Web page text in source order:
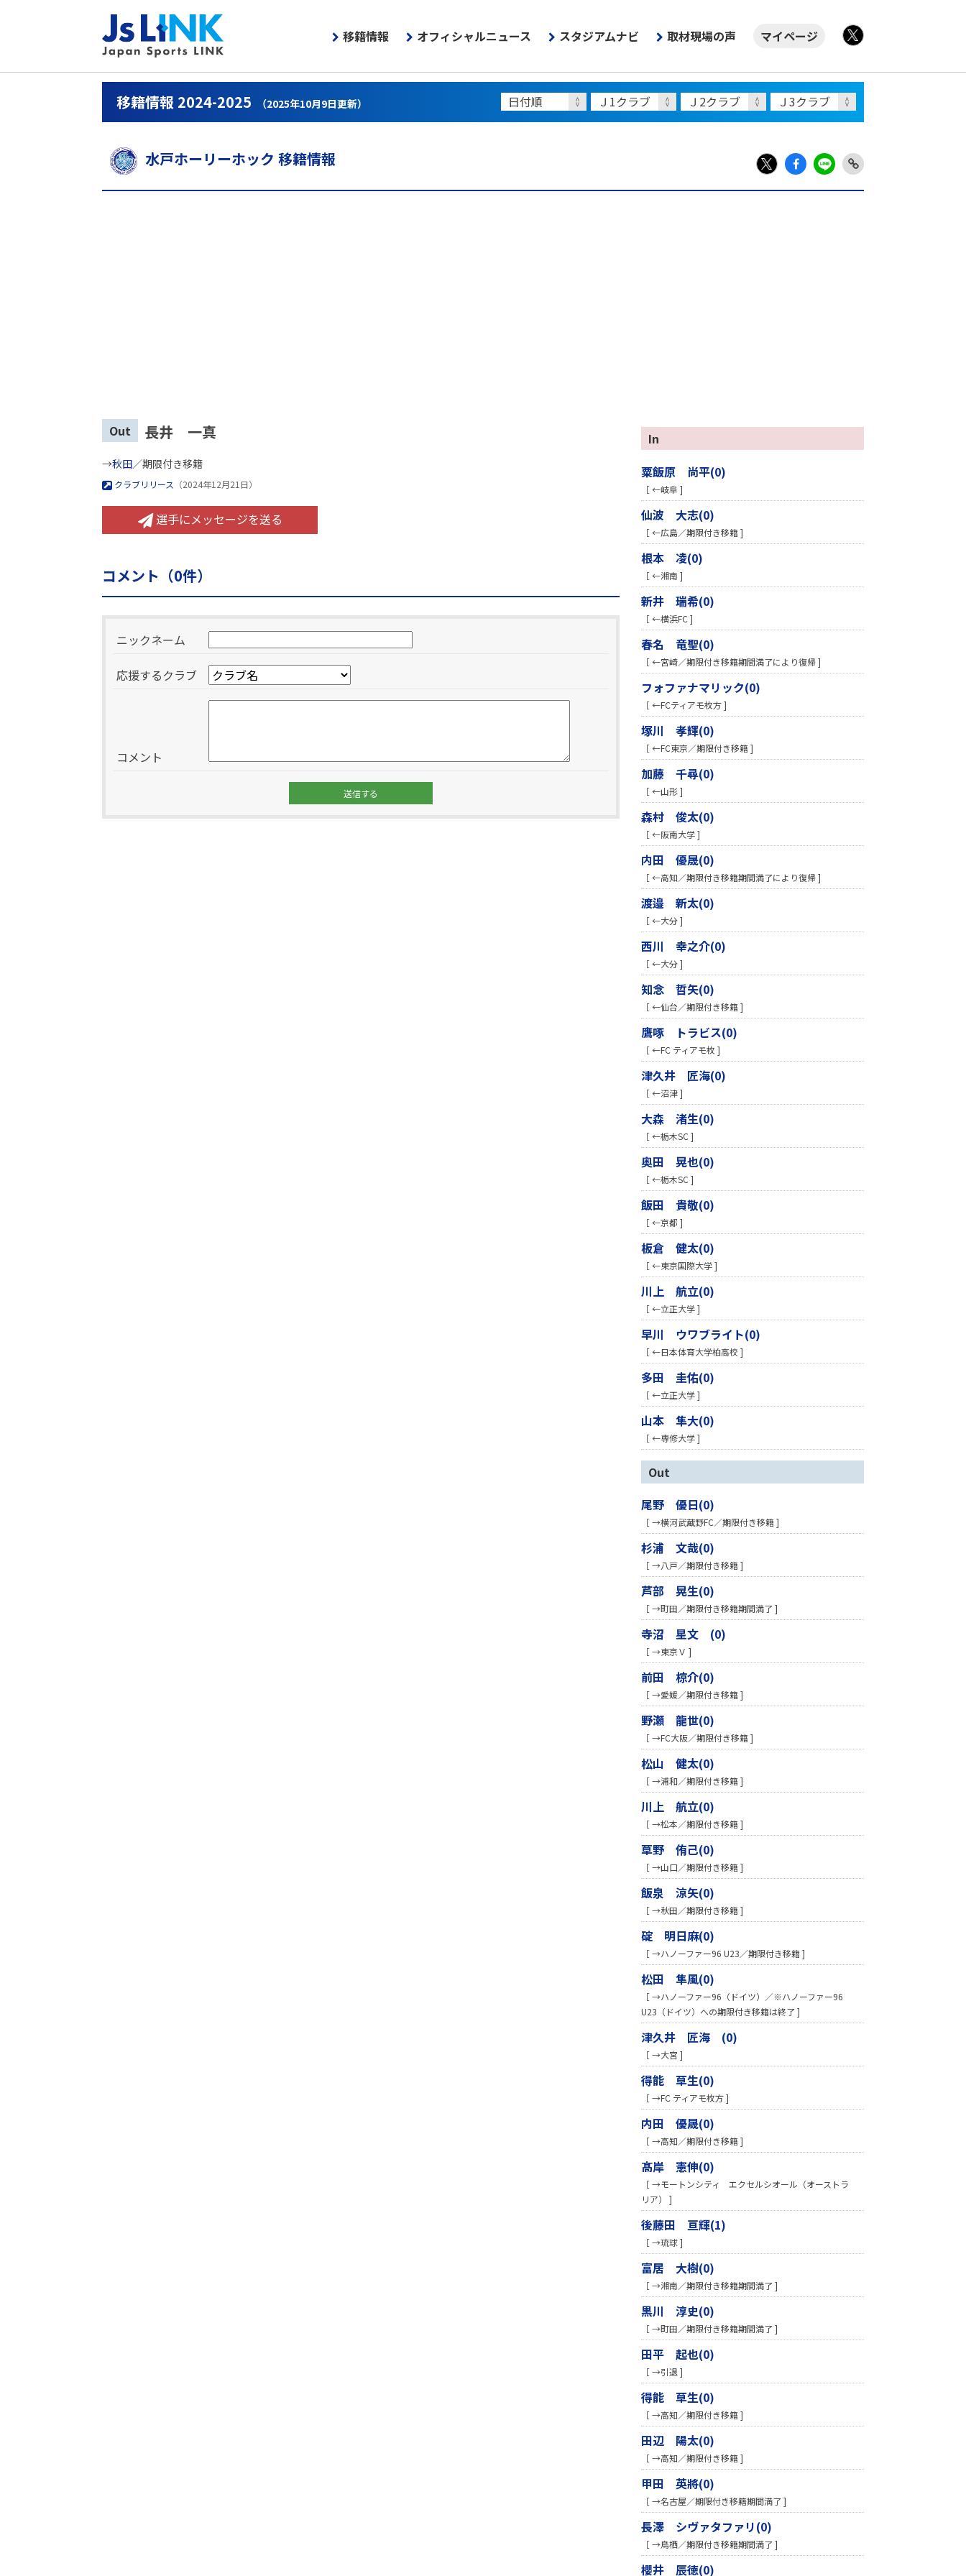
移籍情報 オフィシャルニュース スタジアムナビ 取材現場の声
マイページ
移籍情報 2024-2025 （2025年10月9日更新）
水戸ホーリーホック 移籍情報
X
Fac LIN Link
Out 長井 一真
→秋田／期限付き移籍
クラブリリース （2024年12月21日）
選手にメッセージを送る
コメント（0件）
ニックネーム
応援するクラブ
コメント
In
粟飯原 尚平(0)
［ ←岐阜 ]
仙波 大志(0)
［ ←広島／期限付き移籍 ]
根本 凌(0)
［ ←湘南 ]
新井 瑞希(0)
［ ←横浜FC ]
春名 竜聖(0)
［ ←宮崎／期限付き移籍期間満了により復帰 ]
フォファナマリック(0)
［ ←FCティアモ枚方 ]
塚川 孝輝(0)
［ ←FC東京／期限付き移籍 ]
加藤 千尋(0)
［ ←山形 ]
森村 俊太(0)
［ ←阪南大学 ]
内田 優晟(0)
［ ←高知／期限付き移籍期間満了により復帰 ]
渡邉 新太(0)
［ ←大分 ]
西川 幸之介(0)
［ ←大分 ]
知念 哲矢(0)
［ ←仙台／期限付き移籍 ]
鷹啄 トラビス(0)
［ ←FC ティアモ枚 ]
津久井 匠海(0)
［ ←沼津 ]
​大森 渚生(0)
［ ←栃木SC ]
奥田 晃也(0)
［ ←栃木SC ]
飯田 貴敬(0)
［ ←京都 ]
板倉 健太(0)
［ ←東京国際大学 ]
川上 航立(0)
［ ←立正大学 ]
早川 ウワブライト(0)
［ ←日本体育大学柏高校 ]
多田 圭佑(0)
［ ←立正大学 ]
山本 隼大(0)
［ ←専修大学 ]
Out
尾野 優日(0)
［ →横河武蔵野FC／期限付き移籍 ]
杉浦 文哉(0)
［ →八戸／期限付き移籍 ]
芦部 晃生(0)
［ →町田／期限付き移籍期間満了 ]
寺沼 星文 (0)
［ →東京Ｖ ]
前田 椋介(0)
［ →愛媛／期限付き移籍 ]
野瀬 龍世(0)
［ →FC大阪／期限付き移籍 ]
松山 健太(0)
［ →浦和／期限付き移籍 ]
川上 航立(0)
［ →松本／期限付き移籍 ]
草野 侑己(0)
［ →山口／期限付き移籍 ]
飯泉 涼矢(0)
［ →秋田／期限付き移籍 ]
碇 明日麻(0)
［ →ハノーファー96 U23／期限付き移籍 ]
松田 隼風(0)
［ →ハノーファー96（ドイツ）／※ハノーファー96
U23（ドイツ）への期限付き移籍は終了 ]
津久井 匠海 (0)
［ →大宮 ]
得能 草生(0)
［ →FC ティアモ枚方 ]
内田 優晟(0)
［ →高知／期限付き移籍 ]
髙岸 憲伸(0)
［ →モートンシティ エクセルシオール（オーストラ
リア） ]
後藤田 亘輝(1)
［ →琉球 ]
富居 大樹(0)
［ →湘南／期限付き移籍期間満了 ]
黒川 淳史(0)
［ →町田／期限付き移籍期間満了 ]
田平 起也(0)
［ →引退 ]
得能 草生(0)
［ →高知／期限付き移籍 ]
田辺 陽太(0)
［ →高知／期限付き移籍 ]
甲田 英將(0)
［ →名古屋／期限付き移籍期間満了 ]
長澤 シヴァタファリ(0)
［ →鳥栖／期限付き移籍期間満了 ]
櫻井 辰徳(0)